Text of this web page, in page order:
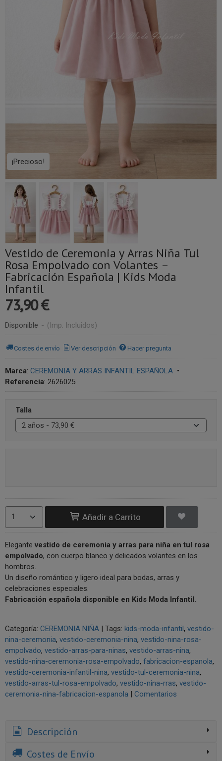
¡Precioso!
Vestido de Ceremonia y Arras Niña Tul
Rosa Empolvado con Volantes –
Fabricación Española | Kids Moda
Infantil
73,90 €
Disponible - (Imp. Incluidos)
Costes de envío Ver descripción Hacer pregunta
Marca: CEREMONIA Y ARRAS INFANTIL ESPAÑOLA •
Referencia: 2626025
Talla
Añadir a Carrito
Elegante vestido de ceremonia y arras para niña en tul rosa
empolvado, con cuerpo blanco y delicados volantes en los
hombros.
Un diseño romántico y ligero ideal para bodas, arras y
celebraciones especiales.
Fabricación española disponible en Kids Moda Infantil.
Categoría: CEREMONIA NIÑA | Tags: kids-moda-infantil vestido-
nina-ceremonia vestido-ceremonia-nina vestido-nina-rosa-
empolvado vestido-arras-para-ninas vestido-arras-nina
vestido-nina-ceremonia-rosa-empolvado fabricacion-espanola
vestido-ceremonia-infantil-nina vestido-tul-ceremonia-nina
vestido-arras-tul-rosa-empolvado vestido-nina-rras vestido-
ceremonia-nina-fabricacion-espanola | Comentarios
Descripción
Costes de Envío